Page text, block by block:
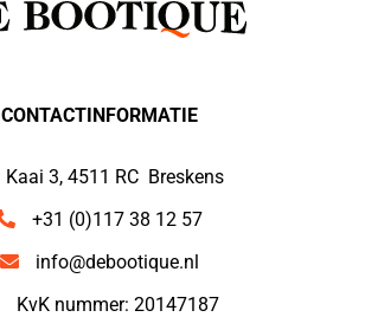
CONTACTINFORMATIE
Kaai 3, 4511 RC Breskens
+31 (0)117 38 12 57
info@debootique.nl
KvK nummer: 20147187